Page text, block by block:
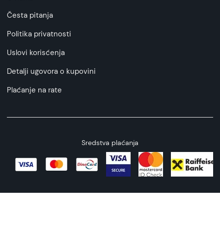
Česta pitanja
Politika privatnosti
Uslovi korisćenja
Detalji ugovora o kupovini
Plaćanje na rate
Sredstva plaćanja